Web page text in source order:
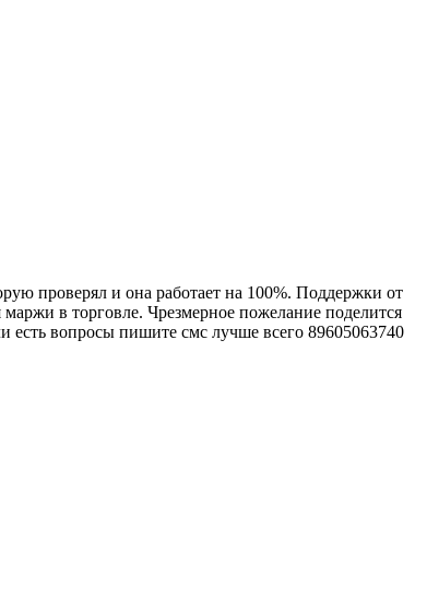
проверял и она работает на 100%. Поддержки от
маржи в торговле. Чрезмерное пожелание поделится
вопросы пишите смс лучше всего 89605063740